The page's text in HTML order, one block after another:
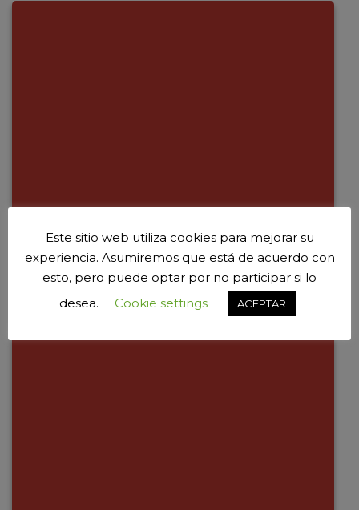
Este sitio web utiliza cookies para mejorar su
experiencia. Asumiremos que está de acuerdo con
esto, pero puede optar por no participar si lo
desea.
Cookie settings ACEPTAR